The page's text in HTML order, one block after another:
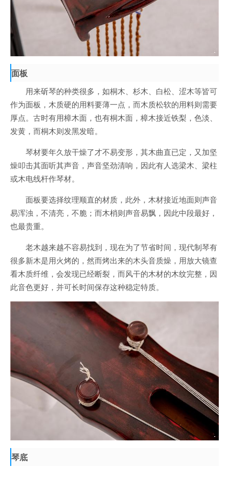
面板
用来斫琴的种类很多，如桐木、杉木、白松、涩木等皆可
作为面板，木质硬的用料要薄一点，而木质松软的用料则需要
厚点。古时有用樟木面，也有桐木面，樟木接近铁梨，色淡、
发黄，而桐木则发黑发暗。
琴材要年久放干燥了才不易变形，其木曲直已定，又加坚
燥叩击其面听其声音，声音坚劲清响，因此有人选梁木、梁柱
或木电线杆作琴材。
面板要选择纹理顺直的材质，此外，木材接近地面则声音
易浑浊，不清亮，不脆；而木梢则声音易飘，因此中段最好，
也最贵重。
老木越来越不容易找到，现在为了节省时间，现代制琴有
很多新木是用火烤的，然而烤出来的木头音质燥，用放大镜查
看木质纤维，会发现已经断裂，而风干的木材的木纹完整，因
此音色更好，并可长时间保存这种稳定特质。
琴底